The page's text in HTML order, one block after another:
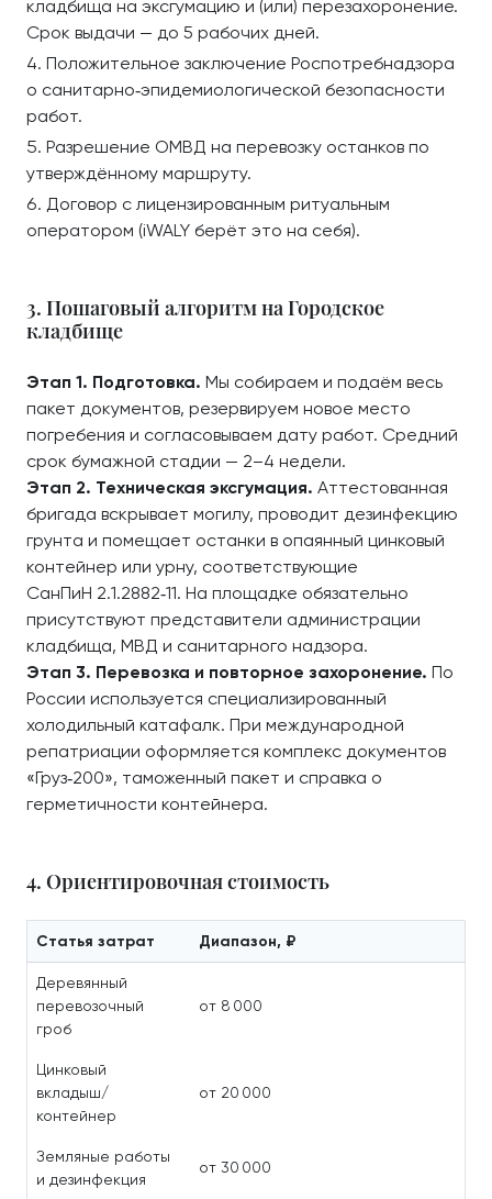
кладбища на эксгумацию и (или) перезахоронение.
Срок выдачи — до 5 рабочих дней.
Положительное заключение Роспотребнадзора
о санитарно‑эпидемиологической безопасности
работ.
Разрешение ОМВД на перевозку останков по
утверждённому маршруту.
Договор с лицензированным ритуальным
оператором (iWALY берёт это на себя).
3. Пошаговый алгоритм на Городское
кладбище
Этап 1. Подготовка. Мы собираем и подаём весь
пакет документов, резервируем новое место
погребения и согласовываем дату работ. Средний
срок бумажной стадии — 2–4 недели.
Этап 2. Техническая эксгумация. Аттестованная
бригада вскрывает могилу, проводит дезинфекцию
грунта и помещает останки в опаянный цинковый
контейнер или урну, соответствующие
СанПиН 2.1.2882‑11. На площадке обязательно
присутствуют представители администрации
кладбища, МВД и санитарного надзора.
Этап 3. Перевозка и повторное захоронение. По
России используется специализированный
холодильный катафалк. При международной
репатриации оформляется комплекс документов
«Груз‑200», таможенный пакет и справка о
герметичности контейнера.
4. Ориентировочная стоимость
Статья затрат Диапазон, ₽
Деревянный
перевозочный
гроб
от 8 000
Цинковый
вкладыш/
контейнер
от 20 000
Земляные работы
и дезинфекция
от 30 000